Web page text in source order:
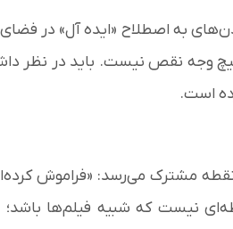
به اصطلاح «ایده آل» در
وجه نقص نیست. باید در نظر
است.
مشترک می‌رسد: «فراموش
نیست که شبیه فیلم‌ها باشد؛